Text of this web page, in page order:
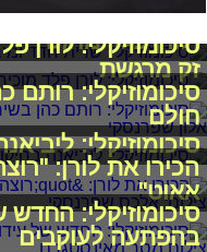
סיכומוזיקלי: שרית
ולורן פלד מרגש
סיכומוזיקלי: לורן
זק מרגשת
סיכומוזיקלי: רותם
חולם
סיכומוזיקלי:
הכירו את לורן:
אאוט"
סיכומוזיקלי: החדש
בהפתעה לעוקבים